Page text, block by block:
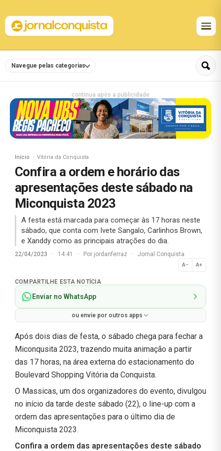
Navegue pelas categorias
continua após a publicidade
Início Vitória da Conquista
Confira a ordem e horário das
apresentações deste sábado na
Miconquista 2023
A festa está marcada para começar às 17 horas neste
sábado, que conta com Ivete Sangalo, Carlinhos Brown,
e Xanddy como as principais atrações do dia.
22/04/2023 · 14:41 · Por jordanferraz · Jornal Conquista
A− A+
Normal
COMPARTILHE ESTA NOTÍCIA
Enviar no WhatsApp
ou envie por outros apps
Após dois dias de festa, o sábado chega para fechar a
Miconqusita 2023, trazendo muita animação a partir
das 17 horas, na área externa do estacionamento do
Boulevard Shopping Vitória da Conquista.
O Massicas, um dos organizadores do evento, divulgou
no início da tarde deste sábado (22), o line-up com a
ordem das apresentações para o último dia de
Miconquista 2023.
Confira a ordem das apresentações deste sábado